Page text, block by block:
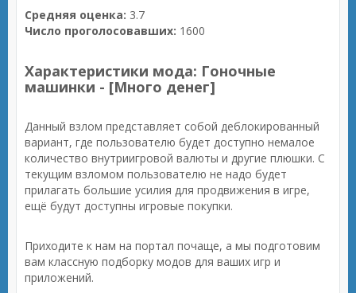
Средняя оценка: 3.7
Число проголосовавших: 1600
Характеристики мода: Гоночные
машинки - [Много денег]
Данный взлом представляет собой деблокированный
вариант, где пользователю будет доступно немалое
количество внутриигровой валюты и другие плюшки. С
текущим взломом пользователю не надо будет
прилагать большие усилия для продвижения в игре,
ещё будут доступны игровые покупки.
Приходите к нам на портал почаще, а мы подготовим
вам классную подборку модов для ваших игр и
приложений.